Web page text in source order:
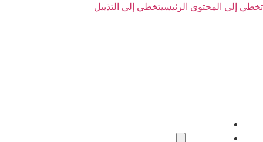
تخطي إلى المحتوى الرئيسيتخطي إلى التذييل